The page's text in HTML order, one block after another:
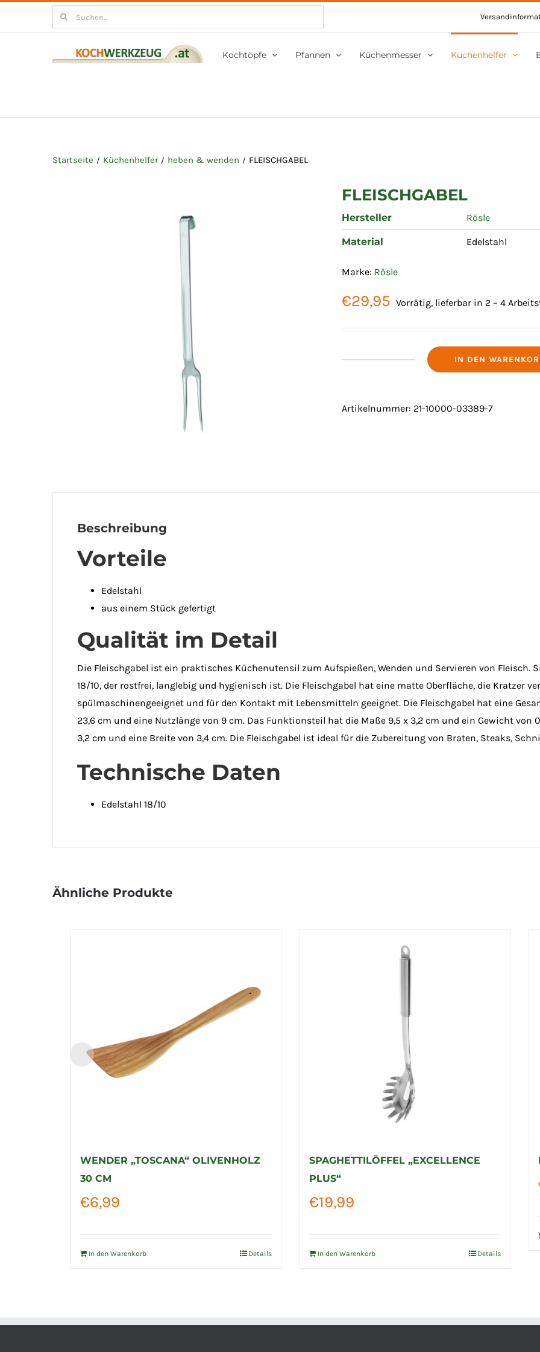
Suchen
nach:
Kochtöpfe Pfannen Küchenmesser Küchenhelfer
Startseite Küchenhelfer heben & wenden FLEISCHGABEL
FLEISCHGABEL
Hersteller Rösle
Material Edelstahl
Marke: Rösle
€29,95 Vorrätig, lieferbar in 2 – 4
FLEISCHGABEL
IN DEN
Artikelnummer: 21-10000-03389-7
Beschreibung
Vorteile
Edelstahl
aus einem Stück gefertigt
Qualität im Detail
Die Fleischgabel ist ein praktisches Küchenutensil zum Aufspießen, Wenden und Servieren von Fleisch.
18/10, der rostfrei, langlebig und hygienisch ist. Die Fleischgabel hat eine matte Oberfläche, die Kratzer
spülmaschinengeeignet und für den Kontakt mit Lebensmitteln geeignet. Die Fleischgabel hat eine
23,6 cm und eine Nutzlänge von 9 cm. Das Funktionsteil hat die Maße 9,5 x 3,2 cm und ein Gewicht von
3,2 cm und eine Breite von 3,4 cm. Die Fleischgabel ist ideal für die Zubereitung von Braten, Steaks,
Technische Daten
Edelstahl 18/10
Ähnliche Produkte
WENDER „TOSCANA“ OLIVENHOLZ
30 CM
€6,99
In den Warenkorb Details
SPAGHETTILÖFFEL „EXCELLENCE
PLUS“
€19,99
In den Warenkorb Details